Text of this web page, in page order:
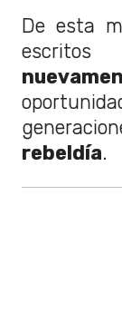
De esta
rebeldía.